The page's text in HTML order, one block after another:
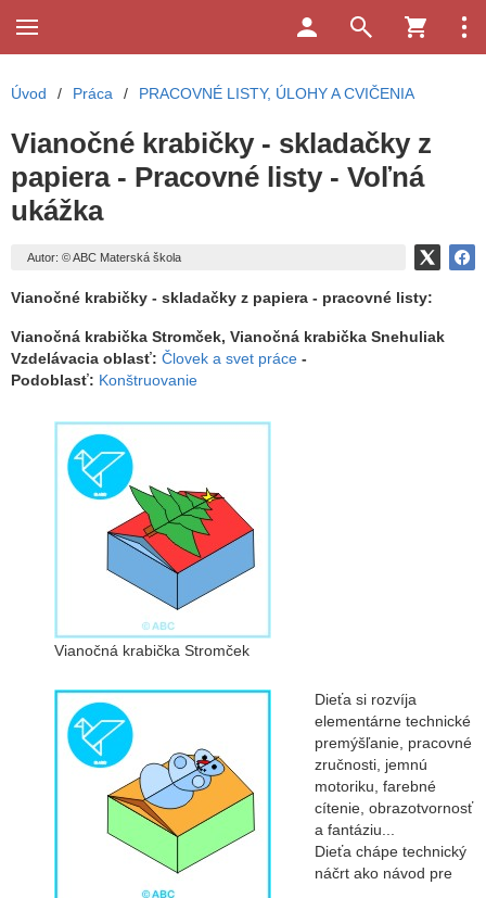
Úvod / Práca / PRACOVNÉ LISTY, ÚLOHY A CVIČENIA
Vianočné krabičky - skladačky z
papiera - Pracovné listy - Voľná
ukážka
Autor: © ABC Materská škola
Vianočné krabičky - skladačky z papiera - pracovné listy:
Vianočná krabička Stromček, Vianočná krabička Snehuliak
Vzdelávacia oblasť: Človek a svet práce -
Podoblasť: Konštruovanie
Vianočná krabička Stromček
Dieťa si rozvíja
elementárne technické
premýšľanie, pracovné
zručnosti, jemnú
motoriku, farebné
cítenie, obrazotvornosť
a fantáziu...
Dieťa chápe technický
náčrt ako návod pre